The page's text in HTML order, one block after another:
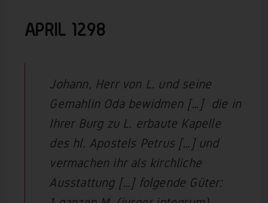
APRIL 1298
Johann, Herr von L. und seine
Gemahlin Oda bewidmen […] die in
Ihrer Burg zu L. erbaute Kapelle
des hl. Apostels Petrus […] und
vermachen ihr als kirchliche
Ausstattung […] folgende Güter: